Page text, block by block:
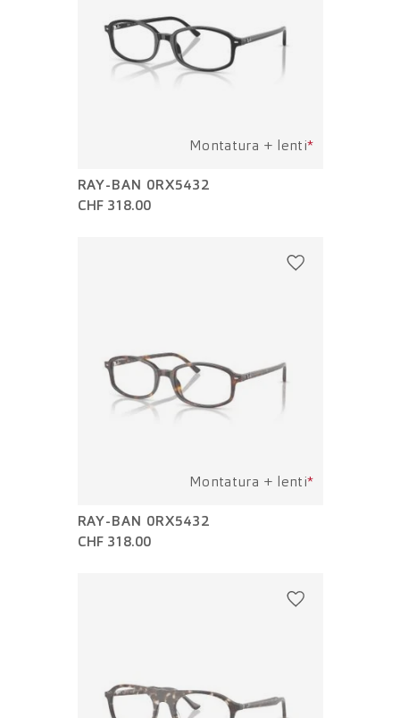
Montatura + lenti*
RAY-BAN 0RX5432
CHF 318.00
Montatura + lenti*
RAY-BAN 0RX5432
CHF 318.00